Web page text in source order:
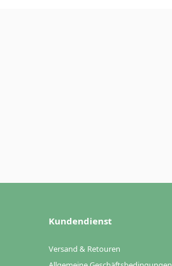
Kundendienst
Versand & Retouren